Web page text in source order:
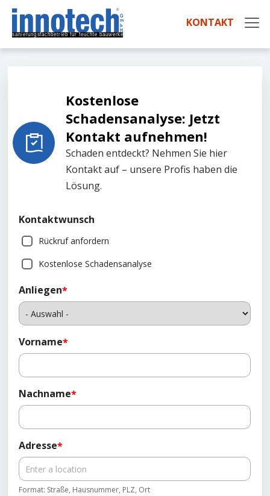
KONTAKT
Kostenlose
Schadensanalyse: Jetzt
Kontakt aufnehmen!
Schaden entdeckt? Nehmen Sie hier
Kontakt auf – unsere Profis haben die
Lösung.
Kontaktwunsch
Rückruf anfordern
Kostenlose Schadensanalyse
Anliegen*
Vorname*
Nachname*
Adresse*
Format: Straße, Hausnummer, PLZ, Ort